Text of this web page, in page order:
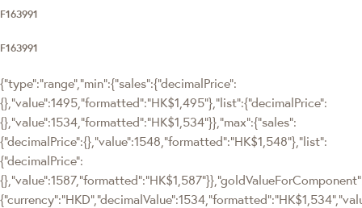
F163991
F163991
{"type":"range","min":{"sales":{"decimalPrice":
{},"value":1495,"formatted":"HK$1,495"},"list":{"decimalPrice":
{},"value":1534,"formatted":"HK$1,534"}},"max":{"sales":
{"decimalPrice":{},"value":1548,"formatted":"HK$1,548"},"list":
{"decimalPrice":